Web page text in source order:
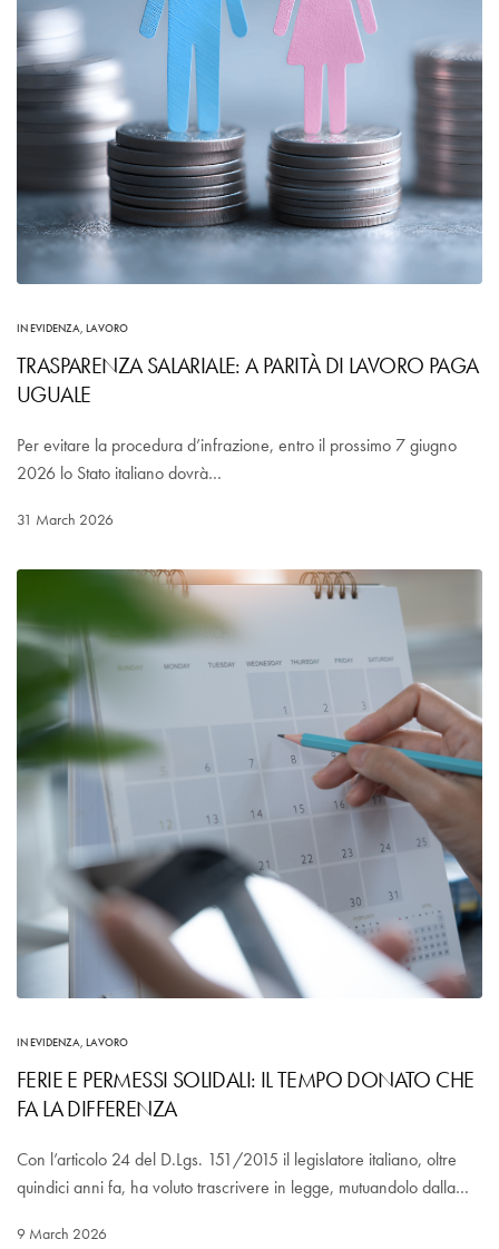
IN EVIDENZA, LAVORO
TRASPARENZA SALARIALE: A PARITÀ DI LAVORO PAGA
UGUALE
Per evitare la procedura d’infrazione, entro il prossimo 7 giugno
2026 lo Stato italiano dovrà…
31 March 2026
IN EVIDENZA, LAVORO
FERIE E PERMESSI SOLIDALI: IL TEMPO DONATO CHE
FA LA DIFFERENZA
Con l’articolo 24 del D.Lgs. 151/2015 il legislatore italiano, oltre
quindici anni fa, ha voluto trascrivere in legge, mutuandolo dalla…
9 March 2026